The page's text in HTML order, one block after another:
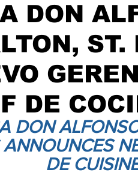
DON
DE
DON
DE